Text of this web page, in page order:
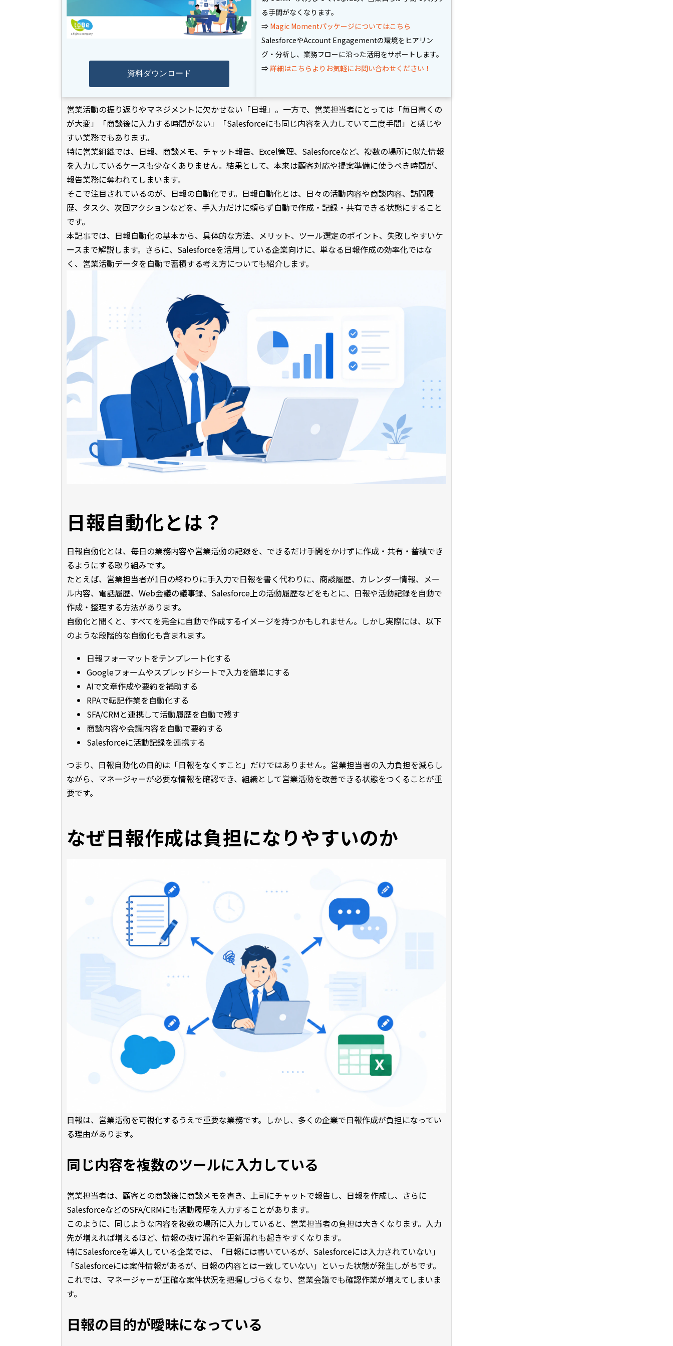
資料ダウンロード
る手間がなくなります。
⇒ Magic Momentパッケージについてはこちら
SalesforceやAccount Engagementの環境をヒアリン
グ・分析し、業務フローに沿った活用をサポートします。
⇒詳細はこちらよりお気軽にお問い合わせください！
営業活動の振り返りやマネジメントに欠かせない「日報」。一方で、営業担当者にとっては「毎日書くの
が大変」「商談後に入力する時間がない」「Salesforceにも同じ内容を入力していて二度手間」と感じや
すい業務でもあります。
特に営業組織では、日報、商談メモ、チャット報告、Excel管理、Salesforceなど、複数の場所に似た情報
を入力しているケースも少なくありません。結果として、本来は顧客対応や提案準備に使うべき時間が、
報告業務に奪われてしまいます。
そこで注目されているのが、日報の自動化です。日報自動化とは、日々の活動内容や商談内容、訪問履
歴、タスク、次回アクションなどを、手入力だけに頼らず自動で作成・記録・共有できる状態にすること
です。
本記事では、日報自動化の基本から、具体的な方法、メリット、ツール選定のポイント、失敗しやすいケ
ースまで解説します。さらに、Salesforceを活用している企業向けに、単なる日報作成の効率化ではな
く、営業活動データを自動で蓄積する考え方についても紹介します。
日報自動化とは？
日報自動化とは、毎日の業務内容や営業活動の記録を、できるだけ手間をかけずに作成・共有・蓄積でき
るようにする取り組みです。
たとえば、営業担当者が1日の終わりに手入力で日報を書く代わりに、商談履歴、カレンダー情報、メー
ル内容、電話履歴、Web会議の議事録、Salesforce上の活動履歴などをもとに、日報や活動記録を自動で
作成・整理する方法があります。
自動化と聞くと、すべてを完全に自動で作成するイメージを持つかもしれません。しかし実際には、以下
のような段階的な自動化も含まれます。
日報フォーマットをテンプレート化する
Googleフォームやスプレッドシートで入力を簡単にする
AIで文章作成や要約を補助する
RPAで転記作業を自動化する
SFA/CRMと連携して活動履歴を自動で残す
商談内容や会議内容を自動で要約する
Salesforceに活動記録を連携する
つまり、日報自動化の目的は「日報をなくすこと」だけではありません。営業担当者の入力負担を減らし
ながら、マネージャーが必要な情報を確認でき、組織として営業活動を改善できる状態をつくることが重
要です。
なぜ日報作成は負担になりやすいのか
日報は、営業活動を可視化するうえで重要な業務です。しかし、多くの企業で日報作成が負担になってい
る理由があります。
同じ内容を複数のツールに入力している
営業担当者は、顧客との商談後に商談メモを書き、上司にチャットで報告し、日報を作成し、さらに
SalesforceなどのSFA/CRMにも活動履歴を入力することがあります。
このように、同じような内容を複数の場所に入力していると、営業担当者の負担は大きくなります。入力
先が増えれば増えるほど、情報の抜け漏れや更新漏れも起きやすくなります。
特にSalesforceを導入している企業では、「日報には書いているが、Salesforceには入力されていない」
「Salesforceには案件情報があるが、日報の内容とは一致していない」といった状態が発生しがちです。
これでは、マネージャーが正確な案件状況を把握しづらくなり、営業会議でも確認作業が増えてしまいま
す。
日報の目的が曖昧になっている